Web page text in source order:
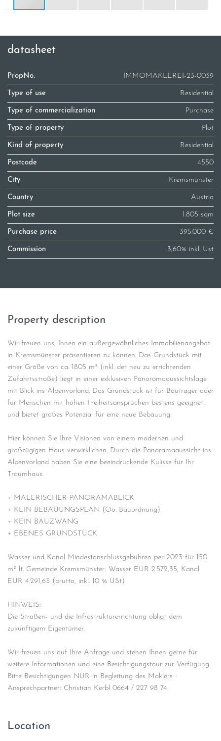
datasheet
PropNo. IMMOMAKLEREI-23-0039
Type of use Residential
Type of commercialization Purchase
Type of property Plot
Kind of property Residential
Postcode 4550
City Kremsmünster
Country Austria
Plot size 1.805 sqm
Purchase price 395.000 €
Commission 3,60% inkl. Ust
Property description
Wir freuen uns, Ihnen ein außergewöhnliches Immobilienangebot
in Kremsmünster präsentieren zu können. Das Grundstück mit
einer Größe von ca. 1805 m² (inkl. der neu zu errichtenden
Zufahrtsstraße) liegt in einer exklusiven Panoramaaussichtslage
mit Blick ins Alpenvorland. Das Grundstück ist für Bauträger oder
für Menschen mit hohen Freiheitsansprüchen bestens geeignet
und bietet großes Potenzial für eine neue Bebauung.
Hier können Sie Ihre Visionen von einem modernen und
großzügigen Haus verwirklichen. Durch die Panoramaaussicht ins
Alpenvorland haben Sie eine beeindruckende Kulisse für Ihr
Traumhaus.
+ MALERISCHER PANORAMABLICK
+ KEIN BEBAUUNGSPLAN (Oö. Bauordnung)
+ KEIN BAUZWANG
+ EBENES GRUNDSTÜCK
Wasser und Kanal Mindestanschlussgebühren per 2023 für 150
m² lt. Gemeinde Kremsmünster: Wasser EUR 2.572,35, Kanal
EUR 4.291,65 (brutto, inkl. 10 % USt)
HINWEIS:
Die Straßen- und die Infrastrukturerrichtung obligt dem
zukünftigem Eigentümer.
Wir freuen uns auf Ihre Anfrage und stehen Ihnen gerne für
weitere Informationen und eine Besichtigungstour zur Verfügung.
Bitte Besichtigungen NUR in Begleitung des Maklers -
Ansprechpartner: Christian Kerbl 0664 / 227 98 74
Location